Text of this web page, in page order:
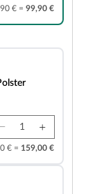
€ = 99,90 €
€ = 159,00 €